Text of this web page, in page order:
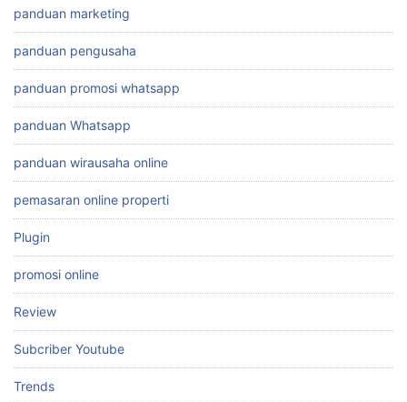
panduan marketing
panduan pengusaha
panduan promosi whatsapp
panduan Whatsapp
panduan wirausaha online
pemasaran online properti
Plugin
promosi online
Review
Subcriber Youtube
Trends